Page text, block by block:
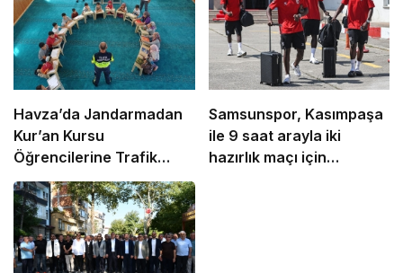
Havza’da Jandarmadan
Kur’an Kursu
Öğrencilerine Trafik
Eğitimi
Samsunspor, Kasımpaşa
ile 9 saat arayla iki
hazırlık maçı için